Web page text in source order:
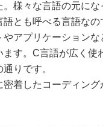
様々な言語の元にな
語とも呼べる言語な
アプリケーションな
ます。C言語が広く使
りです。
密着したコーディング